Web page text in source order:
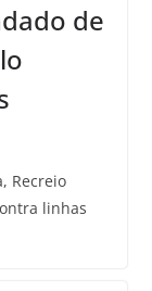
de
Recreio
linhas